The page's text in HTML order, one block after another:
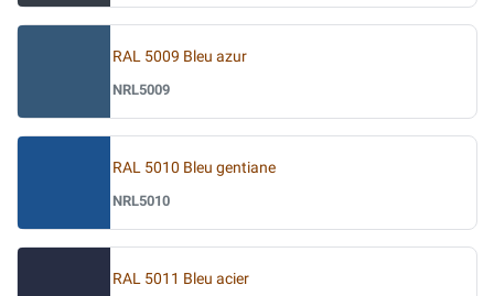
RAL 5009 Bleu azur
NRL5009
RAL 5010 Bleu gentiane
NRL5010
RAL 5011 Bleu acier